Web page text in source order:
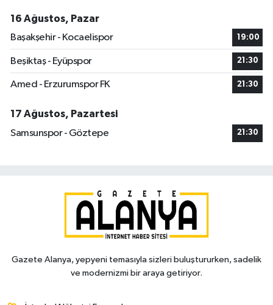
16 Ağustos, Pazar
Başakşehir - Kocaelispor
19:00
Beşiktaş - Eyüpspor 21:30
Amed - Erzurumspor FK 21:30
17 Ağustos, Pazartesi
Samsunspor - Göztepe
21:30
Gazete Alanya, yepyeni temasıyla sizleri buluştururken, sadelik
ve modernizmi bir araya getiriyor.